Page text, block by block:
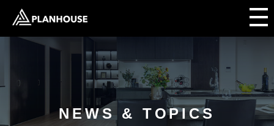
NEWS & TOPICS